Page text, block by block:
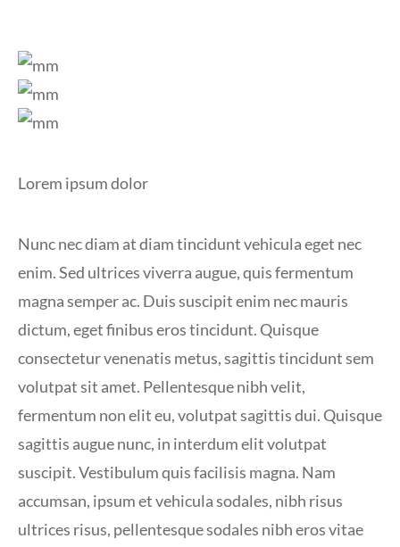
Lorem ipsum dolor
Nunc nec diam at diam tincidunt vehicula eget nec
enim. Sed ultrices viverra augue, quis fermentum
magna semper ac. Duis suscipit enim nec mauris
dictum, eget finibus eros tincidunt. Quisque
consectetur venenatis metus, sagittis tincidunt sem
volutpat sit amet. Pellentesque nibh velit,
fermentum non elit eu, volutpat sagittis dui. Quisque
sagittis augue nunc, in interdum elit volutpat
suscipit. Vestibulum quis facilisis magna. Nam
accumsan, ipsum et vehicula sodales, nibh risus
ultrices risus, pellentesque sodales nibh eros vitae